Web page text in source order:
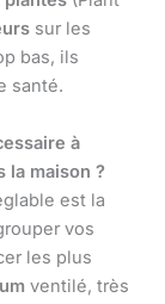
sur les
bas, ils
santé.
à
la maison ?
est la
vos
les plus
ventilé, très